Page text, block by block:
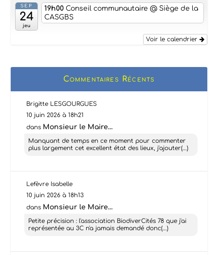
SEP
24
jeu
19h00Conseil communautaire@ Siège de la
CASGBS
Voir le calendrier
Commentaires Récents
Brigitte LESGOURGUES
10 juin 2026 à 18h21
dans Monsieur le Maire…
Manquant de temps en ce moment pour commenter
plus largement cet excellent état des lieux, j'ajouter(...)
Lefèvre Isabelle
10 juin 2026 à 18h13
dans Monsieur le Maire…
Petite précision : l'association BiodiverCités 78 que j'ai
représentée au 3C n'a jamais demandé donc(...)